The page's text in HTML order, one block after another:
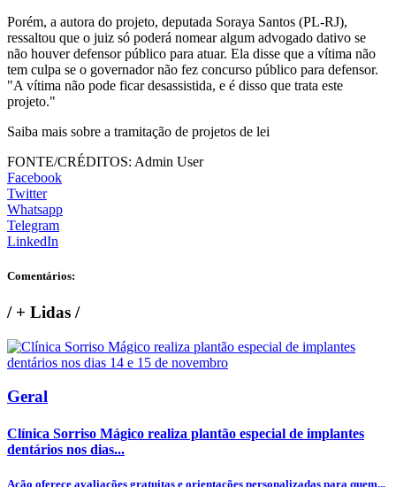
Porém, a autora do projeto, deputada Soraya Santos (PL-RJ),
ressaltou que o juiz só poderá nomear algum advogado dativo se
não houver defensor público para atuar. Ela disse que a vítima não
tem culpa se o governador não fez concurso público para defensor.
"A vítima não pode ficar desassistida, e é disso que trata este
projeto."
Saiba mais sobre a tramitação de projetos de lei
FONTE/CRÉDITOS: Admin User
Facebook
Twitter
Whatsapp
Telegram
LinkedIn
Comentários:
/+ Lidas /
Geral
Clínica Sorriso Mágico realiza plantão especial de implantes
dentários nos dias...
Ação oferece avaliações gratuitas e orientações personalizadas para quem...